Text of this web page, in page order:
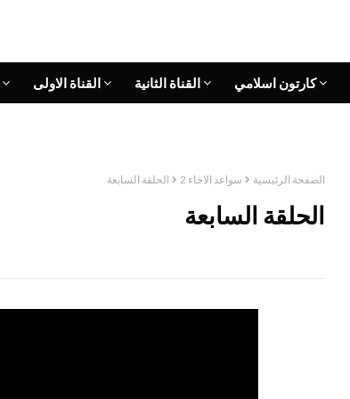
القناة الاولى القناة الثانية كارتون اسلامي
الصفحة الرئيسية سواعد الاخاء 2 الحلقة السابعة
الحلقة السابعة